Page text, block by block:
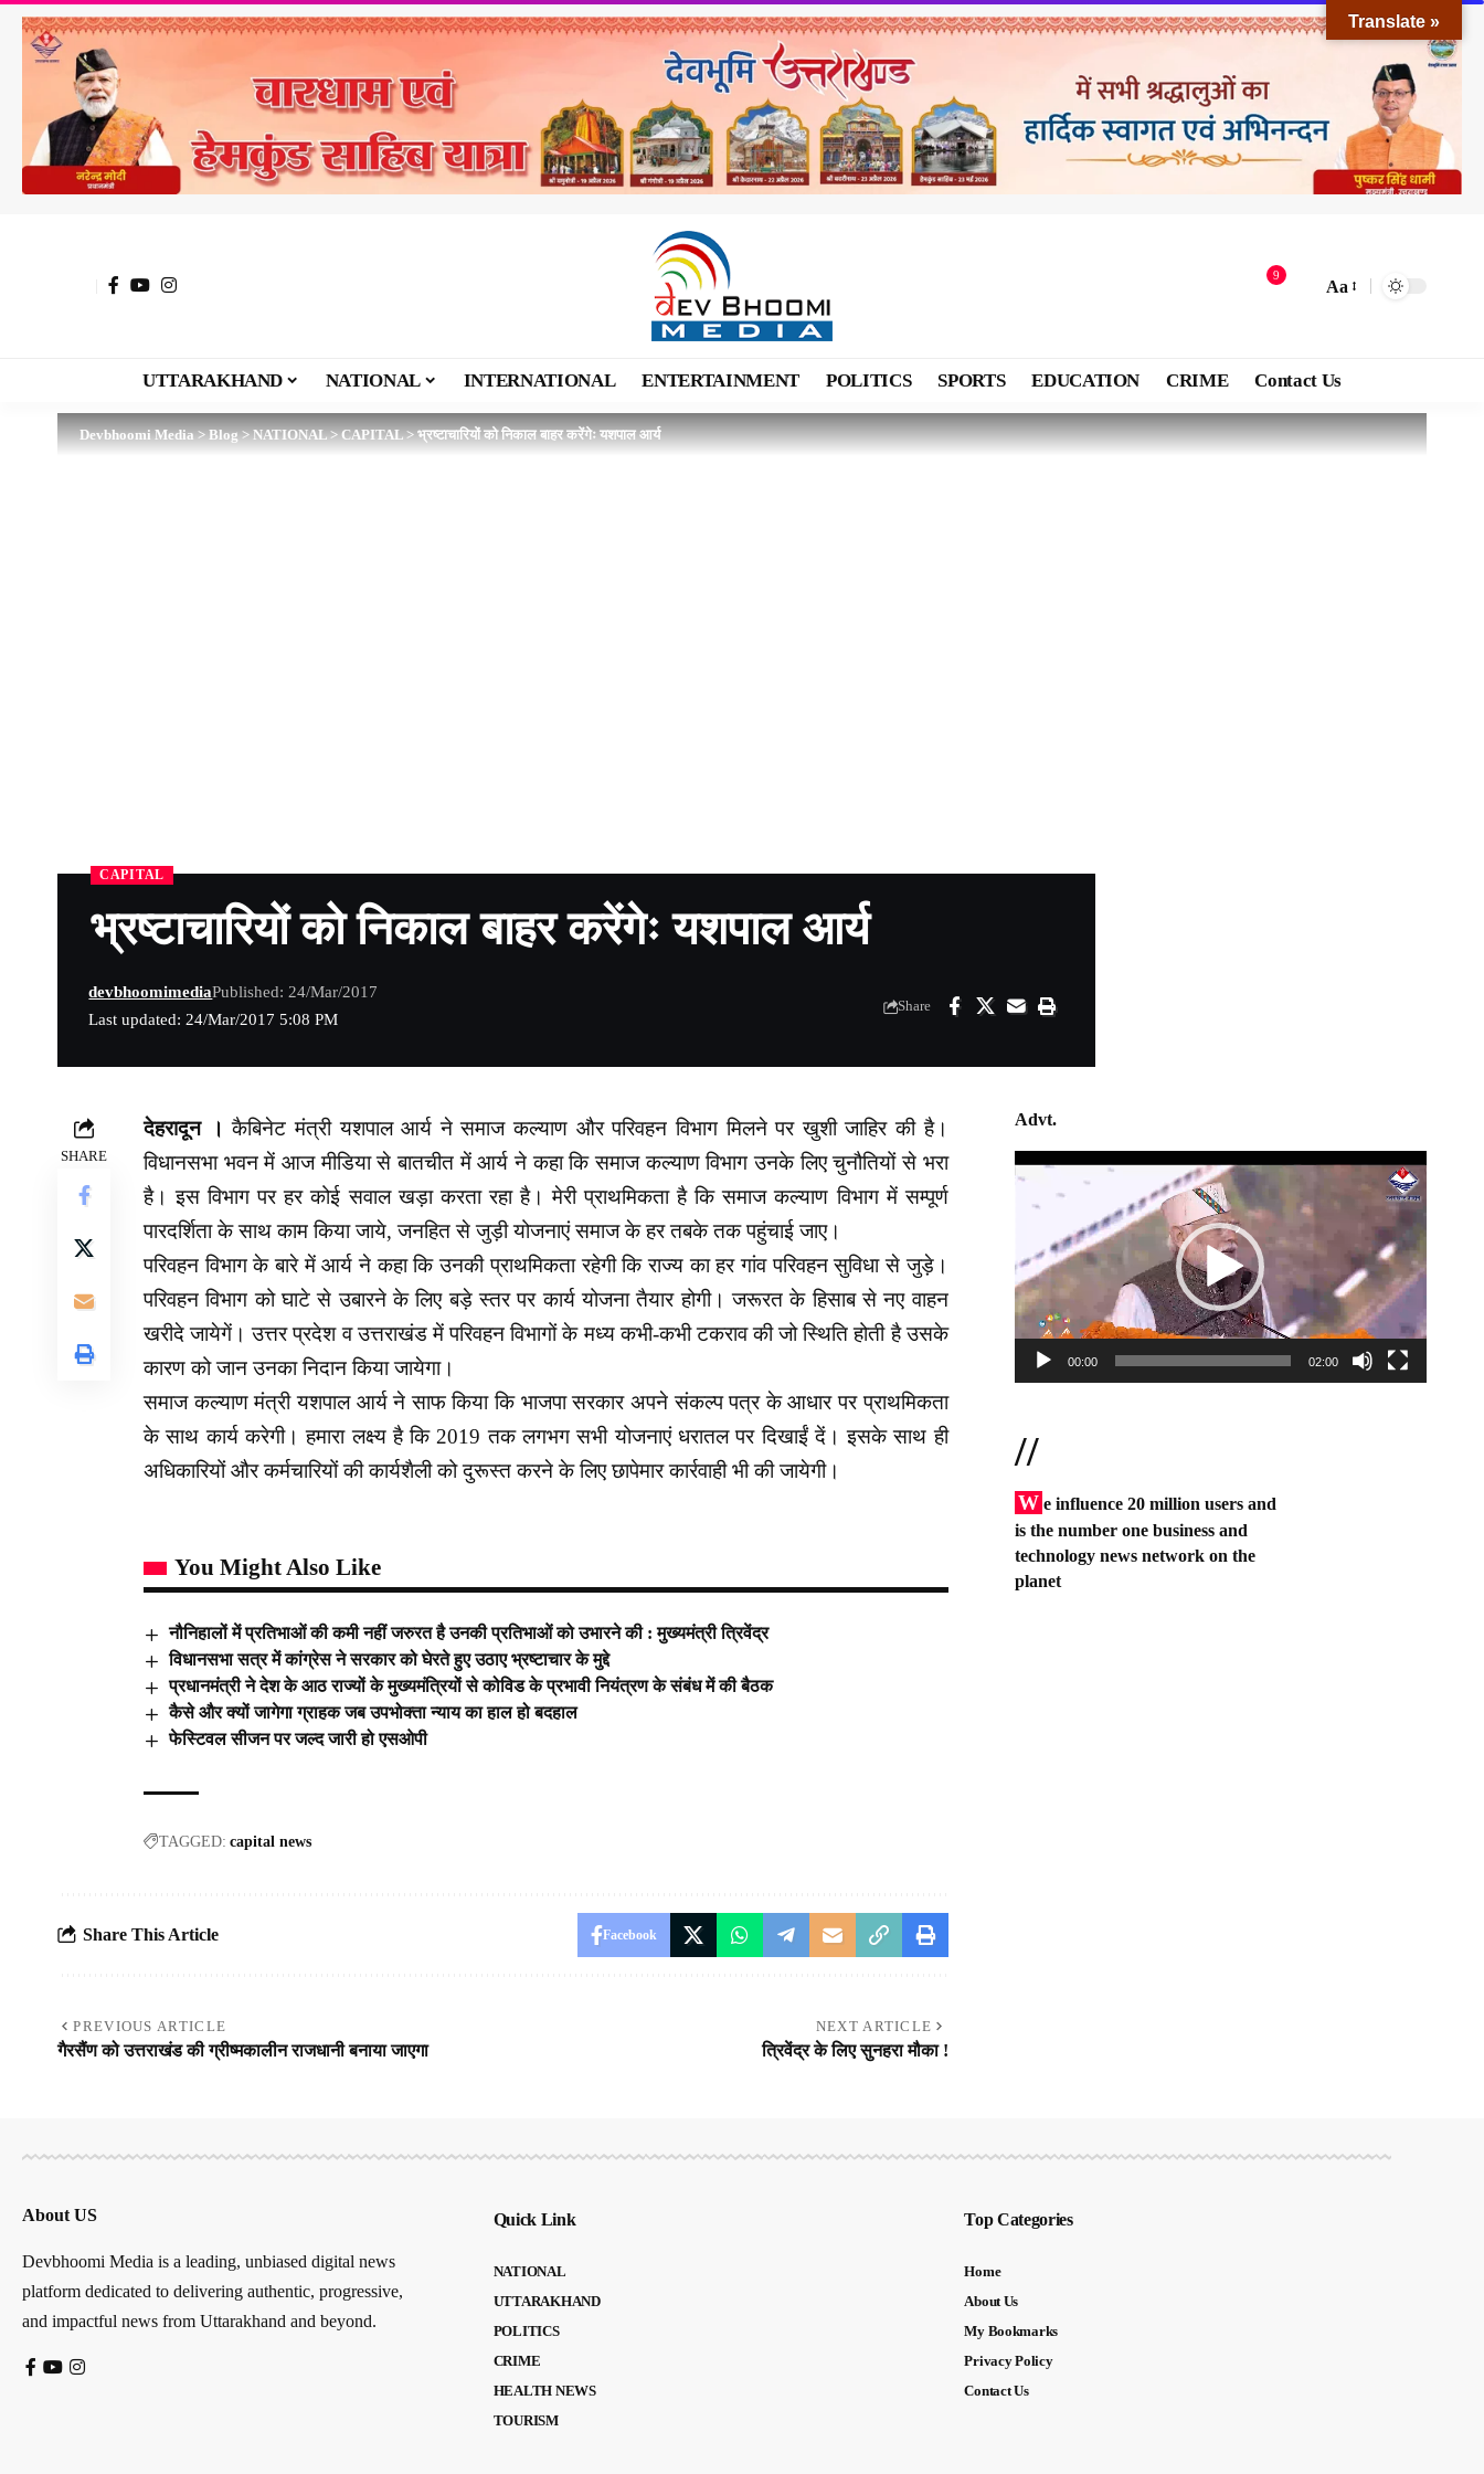
9
Aa
UTTARAKHAND NATIONAL INTERNATIONAL ENTERTAINMENT POLITICS SPORTS EDUCATION CRIME Contact Us
Devbhoomi Media>Blog>NATIONAL>CAPITAL>भ्रष्टाचारियों को निकाल बाहर करेंगेः यशपाल आर्य
CAPITAL
भ्रष्टाचारियों को निकाल बाहर करेंगेः यशपाल आर्य
Last updated: 24/Mar/2017 5:08 PM
devbhoomimediaPublished: 24/Mar/2017
Share
SHARE
देहरादून । कैबिनेट मंत्री यशपाल आर्य ने समाज कल्याण और परिवहन विभाग मिलने पर खुशी जाहिर की है।
विधानसभा भवन में आज मीडिया से बातचीत में आर्य ने कहा कि समाज कल्याण विभाग उनके लिए चुनौतियों से भरा
है। इस विभाग पर हर कोई सवाल खड़ा करता रहा है।मेरी प्राथमिकता है कि समाज कल्याण विभाग में सम्पूर्ण
पारदर्शिता के साथ काम किया जाये, जनहित से जुड़ी योजनाएं समाज के हर तबके तक पहुंचाई जाए।
परिवहन विभाग के बारे में आर्य ने कहा कि उनकी प्राथमिकता रहेगी कि राज्य का हर गांव परिवहन सुविधा से जुड़े।
परिवहन विभाग को घाटे से उबारने के लिए बड़े स्तर पर कार्य योजना तैयार होगी। जरूरत के हिसाब से नए वाहन
खरीदे जायेगें। उत्तर प्रदेश व उत्तराखंड में परिवहन विभागों के मध्य कभी-कभी टकराव की जो स्थिति होती है उसके
कारण को जान उनका निदान किया जायेगा।
समाज कल्याण मंत्री यशपाल आर्य ने साफ किया कि भाजपा सरकार अपने संकल्प पत्र के आधार पर प्राथमिकता
के साथ कार्य करेगी। हमारा लक्ष्य है कि 2019 तक लगभग सभी योजनाएं धरातल पर दिखाईं दें। इसके साथ ही
अधिकारियों और कर्मचारियों की कार्यशैली को दुरूस्त करने के लिए छापेमार कार्रवाही भी की जायेगी।
You Might Also Like
नौनिहालों में प्रतिभाओं की कमी नहीं जरुरत है उनकी प्रतिभाओं को उभारने की : मुख्यमंत्री त्रिवेंद्र
विधानसभा सत्र में कांग्रेस ने सरकार को घेरते हुए उठाए भ्रष्टाचार के मुद्दे
प्रधानमंत्री ने देश के आठ राज्यों के मुख्यमंत्रियों से कोविड के प्रभावी नियंत्रण के संबंध में की बैठक
कैसे और क्यों जागेगा ग्राहक जब उपभोक्ता न्याय का हाल हो बदहाल
फेस्टिवल सीजन पर जल्द जारी हो एसओपी
TAGGED: capital news
Share This Article Facebook
PREVIOUS ARTICLE
गैरसैंण को उत्तराखंड की ग्रीष्मकालीन राजधानी बनाया जाएगा
NEXT ARTICLE
त्रिवेंद्र के लिए सुनहरा मौका !
Advt.
Video
00:00 02:00
//
W e influence 20 million users and
is the number one business and
technology news network on the
planet
About US
Devbhoomi Media is a leading, unbiased digital news
platform dedicated to delivering authentic, progressive,
and impactful news from Uttarakhand and beyond.
Quick Link
NATIONAL
UTTARAKHAND
POLITICS
CRIME
HEALTH NEWS
TOURISM
Top Categories
Home
About Us
My Bookmarks
Privacy Policy
Contact Us
Translate »